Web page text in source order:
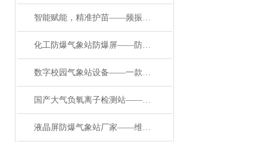
智能赋能，精准护苗——频振式杀虫灯植保设备新升级
化工防爆气象站防爆屏——防爆气象环境监测站：高科技如何守护生产安全？
数字校园气象站设备——一款经得起研究的校园数字气象站设备#2024已更新
国产大气负氧离子检测站——揭秘高智能一体化负氧离子监测站的神奇之处
液晶屏防爆气象站厂家——维护公司安全的防爆自动气象站供应厂家/万象直送